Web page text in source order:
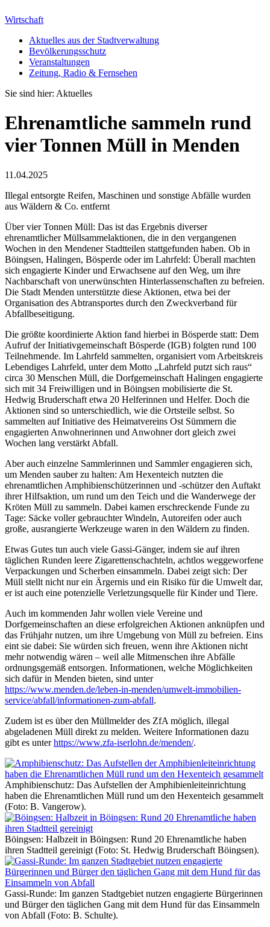
Wirtschaft
Aktuelles aus der Stadtverwaltung
Bevölkerungsschutz
Veranstaltungen
Zeitung, Radio & Fernsehen
Sie sind hier: Aktuelles
Ehrenamtliche sammeln rund
vier Tonnen Müll in Menden
11.04.2025
Illegal entsorgte Reifen, Maschinen und sonstige Abfälle wurden
aus Wäldern & Co. entfernt
Über vier Tonnen Müll: Das ist das Ergebnis diverser
ehrenamtlicher Müllsammelaktionen, die in den vergangenen
Wochen in den Mendener Stadtteilen stattgefunden haben. Ob in
Böingsen, Halingen, Bösperde oder im Lahrfeld: Überall machten
sich engagierte Kinder und Erwachsene auf den Weg, um ihre
Nachbarschaft von unerwünschten Hinterlassenschaften zu befreien.
Die Stadt Menden unterstützte diese Aktionen, etwa bei der
Organisation des Abtransportes durch den Zweckverband für
Abfallbeseitigung.
Die größte koordinierte Aktion fand hierbei in Bösperde statt: Dem
Aufruf der Initiativgemeinschaft Bösperde (IGB) folgten rund 100
Teilnehmende. Im Lahrfeld sammelten, organisiert vom Arbeitskreis
Lebendiges Lahrfeld, unter dem Motto „Lahrfeld putzt sich raus“
circa 30 Menschen Müll, die Dorfgemeinschaft Halingen engagierte
sich mit 34 Freiwilligen und in Böingsen mobilisierte die St.
Hedwig Bruderschaft etwa 20 Helferinnen und Helfer. Doch die
Aktionen sind so unterschiedlich, wie die Ortsteile selbst. So
sammelten auf Initiative des Heimatvereins Ost Sümmern die
engagierten Anwohnerinnen und Anwohner dort gleich zwei
Wochen lang verstärkt Abfall.
Aber auch einzelne Sammlerinnen und Sammler engagieren sich,
um Menden sauber zu halten: Am Hexenteich nutzten die
ehrenamtlichen Amphibienschützerinnen und -schützer den Auftakt
ihrer Hilfsaktion, um rund um den Teich und die Wanderwege der
Kröten Müll zu sammeln. Dabei kamen erschreckende Funde zu
Tage: Säcke voller gebrauchter Windeln, Autoreifen oder auch
große, ausrangierte Werkzeuge waren in den Wäldern zu finden.
Etwas Gutes tun auch viele Gassi-Gänger, indem sie auf ihren
täglichen Runden leere Zigarettenschachteln, achtlos weggeworfene
Verpackungen und Scherben einsammeln. Dabei zeigt sich: Der
Müll stellt nicht nur ein Ärgernis und ein Risiko für die Umwelt dar,
er ist auch eine potenzielle Verletzungsquelle für Kinder und Tiere.
Auch im kommenden Jahr wollen viele Vereine und
Dorfgemeinschaften an diese erfolgreichen Aktionen anknüpfen und
das Frühjahr nutzen, um ihre Umgebung von Müll zu befreien. Eins
eint sie dabei: Sie würden sich freuen, wenn ihre Aktionen nicht
mehr notwendig wären – weil alle Mitmenschen ihre Abfälle
ordnungsgemäß entsorgen. Informationen, welche Möglichkeiten
sich dafür in Menden bieten, sind unter
https://www.menden.de/leben-in-menden/umwelt-immobilien-
service/abfall/informationen-zum-abfall.
Zudem ist es über den Müllmelder des ZfA möglich, illegal
abgeladenen Müll direkt zu melden. Weitere Informationen dazu
gibt es unterhttps://www.zfa-iserlohn.de/menden/.
Amphibienschutz: Das Aufstellen der Amphibienleiteinrichtung
haben die Ehrenamtlichen Müll rund um den Hexenteich gesammelt
(Foto: B. Vangerow).
Böingsen: Halbzeit in Böingsen: Rund 20 Ehrenamtliche haben
ihren Stadtteil gereinigt (Foto: St. Hedwig Bruderschaft Böingsen).
Gassi-Runde: Im ganzen Stadtgebiet nutzen engagierte Bürgerinnen
und Bürger den täglichen Gang mit dem Hund für das Einsammeln
von Abfall (Foto: B. Schulte).